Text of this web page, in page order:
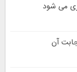
می شود
آن